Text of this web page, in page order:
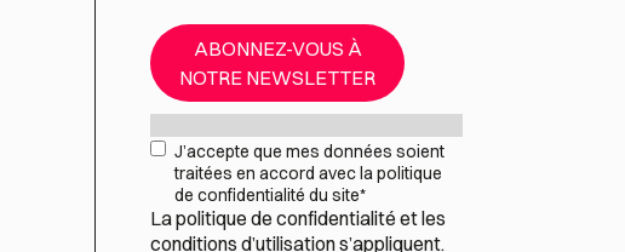
ABONNEZ-VOUS À
NOTRE NEWSLETTER
RGPD*
J’accepte que mes données soient
traitées en accord avec la politique
de confidentialité du site*
Lapolitique de confidentialité et les
conditions d’utilisations’appliquent.